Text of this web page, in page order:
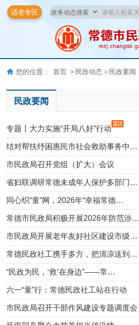
适老专区
您的位置： 首页 > 民政动态 > 民政要闻
民政要闻
专题丨大力实施“开局八好”行动
结对帮扶纾困惠民市社会救助事务中…
市民政局召开党组（扩大）会议
省妇联调研常德未成年人保护多部门…
同心织“童”网，2026年“幸福常德…
常德市民政局积极开展2026年防范涉…
市民政局开展老年友好社区建设市级…
常德民政社工携手多方，把清凉送到…
“民政为民，‘救’在身边”——常…
六一“童”行：常德民政社工站在行动
市民政局召开干部作风建设专题调度会